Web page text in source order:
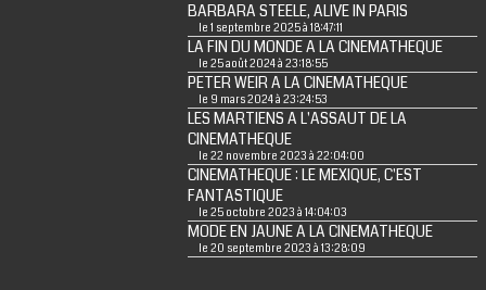
BARBARA STEELE, ALIVE IN PARIS
le 1 septembre 2025 à 18:47:11
LA FIN DU MONDE A LA CINEMATHEQUE
le 25 août 2024 à 23:18:55
PETER WEIR A LA CINEMATHEQUE
le 9 mars 2024 à 23:24:53
LES MARTIENS A L'ASSAUT DE LA
CINEMATHEQUE
le 22 novembre 2023 à 22:04:00
CINEMATHEQUE : LE MEXIQUE, C'EST
FANTASTIQUE
le 25 octobre 2023 à 14:04:03
MODE EN JAUNE A LA CINEMATHEQUE
le 20 septembre 2023 à 13:28:09